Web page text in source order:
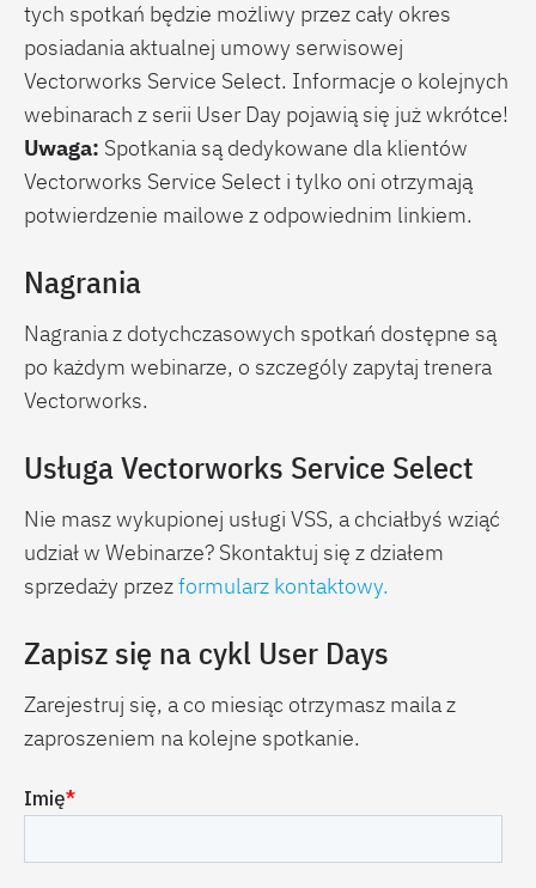
zastosowanie narzędzia w gotowej aranżacji
Zestawienie roślinności projektowanej przy użyciu
narzędzia Roślina LaubwerkorazŻywopłotu
wielogatunkowego
na przykładzie gotowego arkusza
(raportu).
Prowadząca: mgr inż. arch. kraj. Agnieszka Gertner
tych spotkań będzie możliwy przez cały okres
posiadania aktualnej umowy serwisowej
Vectorworks Service Select. Informacje o kolejnych
webinarach z serii User Day pojawią się już wkrótce!
Uwaga: Spotkania są dedykowane dla klientów
Vectorworks Service Select i tylko oni otrzymają
potwierdzenie mailowe z odpowiednim linkiem.
Nagrania
Nagrania z dotychczasowych spotkań dostępne są
po każdym webinarze, o szczególy zapytaj trenera
Vectorworks.
Usługa Vectorworks Service Select
Nie masz wykupionej usługi VSS, a chciałbyś wziąć
udział w Webinarze? Skontaktuj się z działem
sprzedaży przezformularz kontaktowy.
Zapisz się na cykl User Days
Zarejestruj się, a co miesiąc otrzymasz maila z
zaproszeniem na kolejne spotkanie.